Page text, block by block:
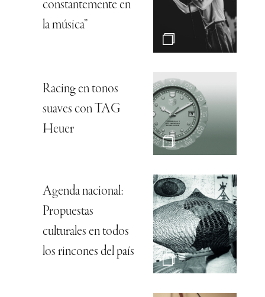
constantemente en
la música”
Racing en tonos
suaves con TAG
Heuer
Agenda nacional:
Propuestas
culturales en todos
los rincones del país